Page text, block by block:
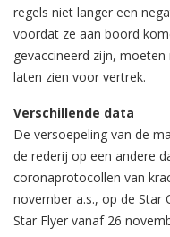
regels niet langer een
voordat ze aan boord
gevaccineerd zijn,
laten zien voor vertrek.
Verschillende data
De versoepeling van de
de rederij op een andere
coronaprotocollen van
november a.s., op de Star
Star Flyer vanaf 26